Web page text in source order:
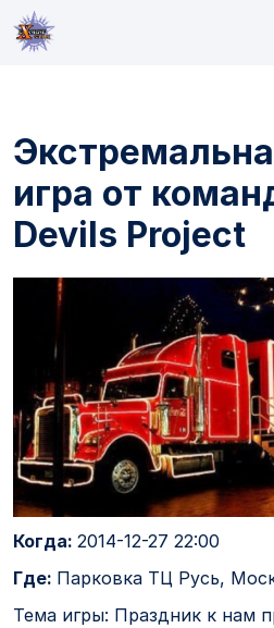
игра от
Devils Project
Когда: 2014-12-27 22:00
Где: Парковка ТЦ Русь,
Тема игры: Праздник к нам